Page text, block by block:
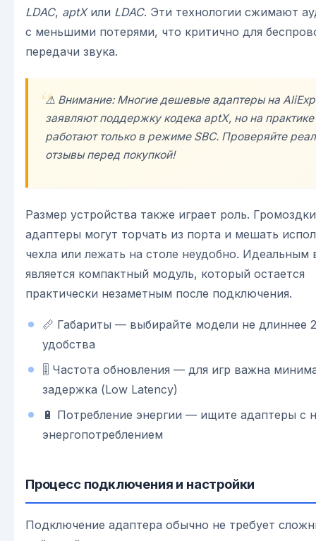
LDAC, aptXили LDAC. Эти технологии сжимают
с меньшими потерями, что критично для
передачи звука.
⚠️ Внимание: Многие дешевые адаптеры на
заявляют поддержку кодека aptX, но на практике
работают только в режиме SBC. Проверяйте
отзывы перед покупкой!
Размер устройства также играет роль.
адаптеры могут торчать из порта и мешать
чехла или лежать на столе неудобно. Идеальным
является компактный модуль, который остается
практически незаметным после подключения.
📏 Габариты — выбирайте модели не длиннее
удобства
🎚️ Частота обновления — для игр важна
задержка (Low Latency)
🔋 Потребление энергии — ищите адаптеры с
энергопотреблением
Процесс подключения и настройки
Подключение адаптера обычно не требует